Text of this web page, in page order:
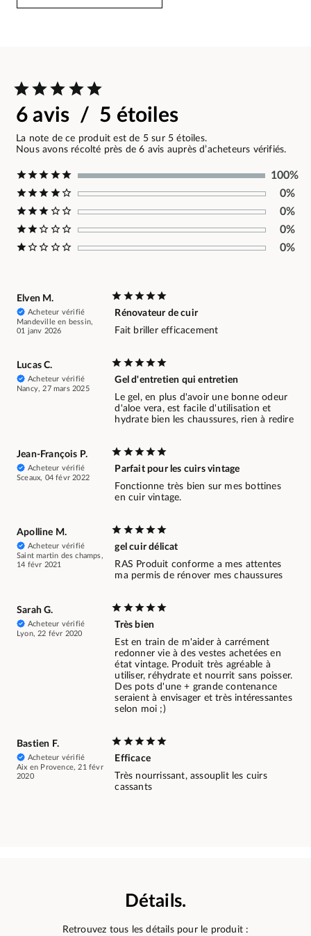
6 avis / 5 étoiles
La note de ce produit est de 5 sur 5 étoiles.
Nous avons récolté près de 6 avis auprès d’acheteurs vérifiés.
100%
0%
0%
0%
0%
Elven M.
Acheteur vérifié
Mandeville en bessin,
01 janv 2026
Rénovateur de cuir
Fait briller efficacement
Lucas C.
Acheteur vérifié
Nancy, 27 mars 2025
Gel d'entretien qui entretien
Le gel, en plus d'avoir une bonne odeur
d'aloe vera, est facile d'utilisation et
hydrate bien les chaussures, rien à redire
Jean-François P.
Acheteur vérifié
Sceaux, 04 févr 2022
Parfait pour les cuirs vintage
Fonctionne très bien sur mes bottines
en cuir vintage.
Apolline M.
Acheteur vérifié
Saint martin des champs,
14 févr 2021
gel cuir délicat
RAS Produit conforme a mes attentes
ma permis de rénover mes chaussures
Sarah G.
Acheteur vérifié
Lyon, 22 févr 2020
Très bien
Est en train de m'aider à carrément
redonner vie à des vestes achetées en
état vintage. Produit très agréable à
utiliser, réhydrate et nourrit sans poisser.
Des pots d'une + grande contenance
seraient à envisager et très intéressantes
selon moi ;)
Bastien F.
Acheteur vérifié
Aix en Provence, 21 févr
2020
Efficace
Très nourrissant, assouplit les cuirs
cassants
Détails.
Retrouvez tous les détails pour le produit :